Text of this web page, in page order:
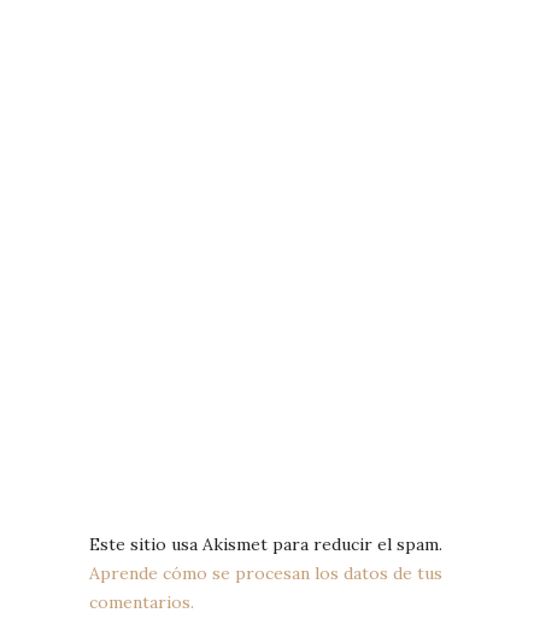
Este sitio usa Akismet para reducir el spam.
Aprende cómo se procesan los datos de tus
comentarios.